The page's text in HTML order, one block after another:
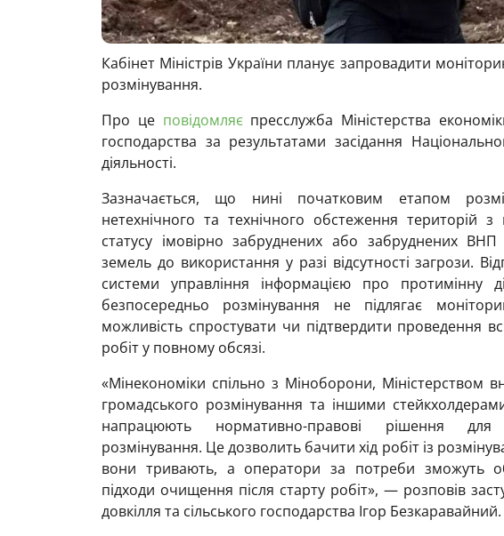
Кабінет Міністрів України планує запровадити
розмінування.
Про це повідомляєпресслужба Міністерства
господарства за результатами засідання
діяльності.
Зазначається, що нині початковим етапом
нетехнічного та технічного обстеження територій
статусу імовірно забруднених або забруднених
земель до використання у разі відсутності загрози.
системи управління інформацією про протимінну
безпосередньо розмінування не підлягає
можливість спростувати чи підтвердити проведення
робіт у повному обсязі.
«Мінекономіки спільно з Міноборони, Міністерством
громадського розмінування та іншими
напрацюють нормативно-правові рішення для
розмінування. Це дозволить бачити хід робіт із
вони тривають, а оператори за потреби зможуть
підходи очищення після старту робіт», — розповів
довкілля та сільського господарства Ігор Безкаравайний.